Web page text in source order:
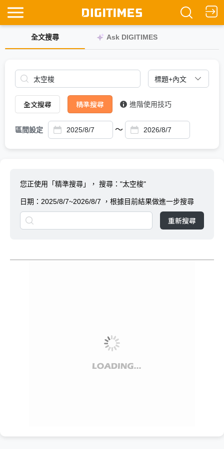
全文搜尋 Ask DIGITIMES
全文搜尋 精準搜尋 進階使用技巧
區間設定 ～
您正使用「精準搜尋」， 搜尋："太空梭"
日期： 2025/8/7~2026/8/7 ，根據目前結果做進一步搜尋
重新搜尋